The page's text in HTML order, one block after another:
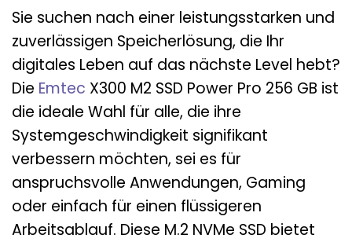
Sie suchen nach einer leistungsstarken und
zuverlässigen Speicherlösung, die Ihr
digitales Leben auf das nächste Level hebt?
Die Emtec X300 M2 SSD Power Pro 256 GB ist
die ideale Wahl für alle, die ihre
Systemgeschwindigkeit signifikant
verbessern möchten, sei es für
anspruchsvolle Anwendungen, Gaming
oder einfach für einen flüssigeren
Arbeitsablauf. Diese M.2 NVMe SSD bietet